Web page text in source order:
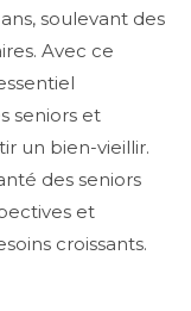
soulevant des
Avec ce
seniors et
un bien-vieillir.
des seniors
et
croissants.